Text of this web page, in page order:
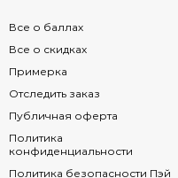
Все о баллах
Все о скидках
Примерка
Отследить заказ
Публичная оферта
Политика
конфиденциальности
Политика безопасности Пэй